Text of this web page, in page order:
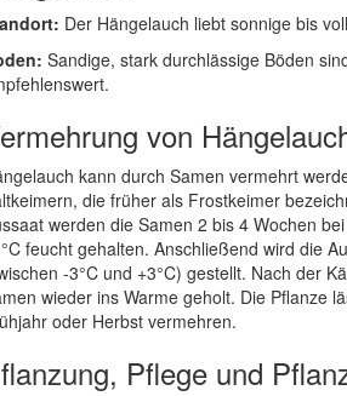
Der Hängelauch liebt sonnige bis
Sandige, stark durchlässige Böden
von
kann durch Samen vermehrt
die früher als Frostkeimer
werden die Samen 2 bis 4 Wochen
feucht gehalten. Anschließend wird die
-3°C und +3°C) gestellt. Nach der
wieder ins Warme geholt. Die Pflanze
oder Herbst vermehren.
Pflege und